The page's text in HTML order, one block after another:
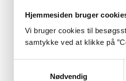
Hjemmesiden bruger
Vi bruger cookies til
samtykke ved at klikke på
Nødvendig
...